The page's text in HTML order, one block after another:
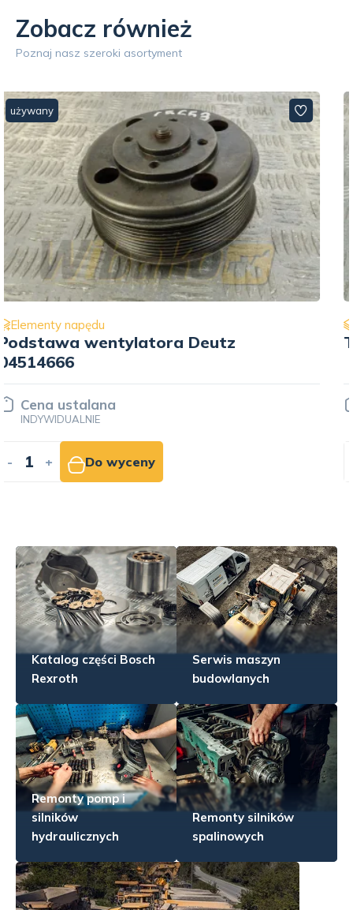
Zobacz również
Poznaj nasz szeroki asortyment
używany
Elementy napędu
Tłumik drgań Liebherr 9177781
Cena ustalana
INDYWIDUALNIE
- + Do wyceny
Katalog części Bosch
Rexroth
Serwis maszyn
budowlanych
Remonty pomp i
silników
hydraulicznych
Remonty silników
spalinowych